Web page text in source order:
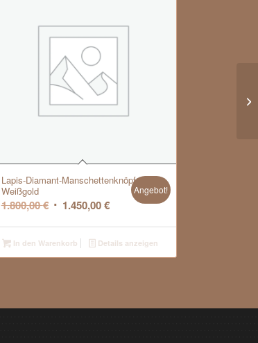
Lapis-Diamant-Manschettenknöpfe,
Weißgold
1.800,00€ Ursprünglicher
war:
1.800,00 €
1.450,00€Aktueller
ist:
1.450,00 €.
Angebot!
In den Warenkorb Details anzeigen